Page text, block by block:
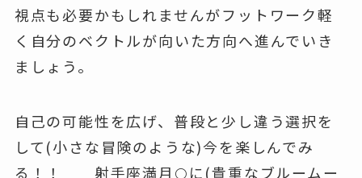
視点も必要かもしれませんがフットワーク軽
く自分のベクトルが向いた方向へ進んでいき
ましょう。
自己の可能性を広げ、普段と少し違う選択を
して(小さな冒険のような)今を楽しんでみ
る！！ 射手座満月🌕に(貴重なブルームー